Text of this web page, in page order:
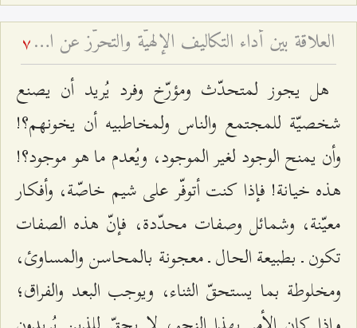
العلاقة بين أداء التكاليف الإلهيّة والتحرّز عن المراء والمباهاة 7
هل يجوز لمتحدّث ومؤرّخ وفرد يُريد أن يصنع
شخصيّة للمجتمع والناس ولمخاطبيه أن يخونهم؟!
وأن يمنح الوجود لغير الموجود، ويُعدم ما هو موجود؟!
هذه خيانة! فإذا كنت أتوفّر على شيم خاصّة، وأفكار
معيّنة، وشمائل وصفات محدّدة، فإنّ هذه الصفات
تكون ـ بطبيعة الحال ـ معجونة بالمحاسن والمساوئ،
ومخلوطة بما يستحقّ الثناء، ويوجب البعد والفراق؛